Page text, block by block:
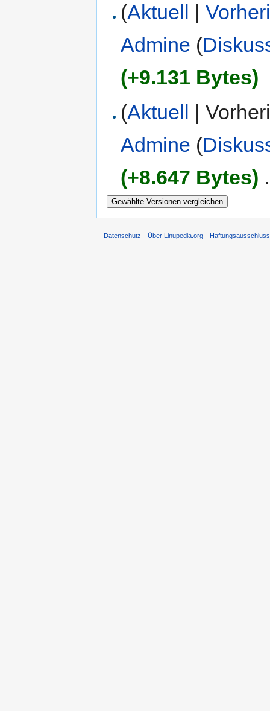
(Aktuell |
Admine (
(+9.131 Bytes)
(Aktuell |
Admine (
(+8.647 Bytes)
Datenschutz Über Linupedia.org Haftungsausschluss